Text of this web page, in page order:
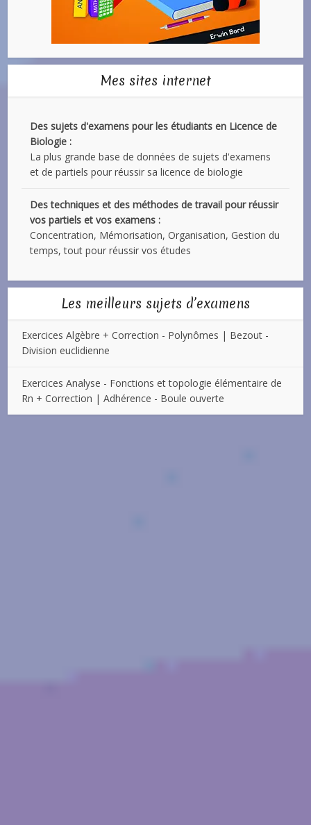
Mes sites internet
Des sujets d'examens pour les étudiants en Licence de
Biologie :
La plus grande base de données de sujets d'examens
et de partiels pour réussir sa licence de biologie
Des techniques et des méthodes de travail pour réussir
vos partiels et vos examens :
Concentration, Mémorisation, Organisation, Gestion du
temps, tout pour réussir vos études
Les meilleurs sujets d’examens
Exercices Algèbre + Correction - Polynômes | Bezout -
Division euclidienne
Exercices Analyse - Fonctions et topologie élémentaire de
Rn + Correction | Adhérence - Boule ouverte